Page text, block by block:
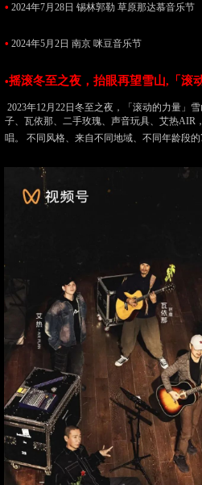
• 2024年7月28日 锡林郭勒 草原那达慕音乐节
• 2024年5月2日 南京 咪豆音乐节
•摇滚冬至之夜，抬眼再望雪山,「滚
2023年12月22日冬至之夜，「滚动的力量」
子、瓦依那、二手玫瑰、声音玩具、艾热AIR
唱。 不同风格、来自不同地域、不同年龄段